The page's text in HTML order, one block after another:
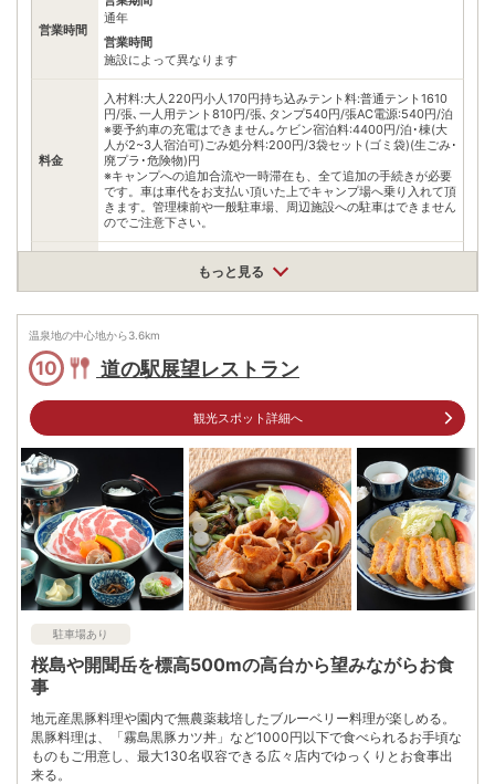
営業時間
通年
営業時間
施設によって異なります
料金
入村料:大人220円小人170円持ち込みテント料:普通テント1610
円/張､一人用テント810円/張､タンプ540円/張AC電源:540円/泊
※要予約車の充電はできません｡ケビン宿泊料:4400円/泊･棟(大
人が2~3人宿泊可)ごみ処分料:200円/3袋セット(ゴミ袋)(生ごみ･
廃プラ･危険物)円
※キャンプへの追加合流や一時滞在も、全て追加の手続きが必要
です。車は車代をお支払い頂いた上でキャンプ場へ乗り入れて頂
きます。管理棟前や一般駐車場、周辺施設への駐車はできません
のでご注意下さい。
アクセス
鹿児島県霧島市牧園町高千穂3311
九州自動車道鹿児島空港ICから約30分九州自動車道横川ICから
約30分一般国道223号線沿い霧島温泉郷
公共交通機関
バス(丸尾経由)で約40分
駐車場
駐車料：バイク無料、普通車1,070円/台・泊キャンピングカー
2,680円/台・泊(8ナンバー車含む) ※キャンプ場利用者の車は全
て車代をお支払い頂き、キャンプ場内に乗り入れて頂きます。管
理棟前や一般駐車場には駐車はできません。
電話番号
0995782004
※問い合わせ先：霧島高原国民休養地
※ 掲載情報は変更になる場合があります。最新の内容はご利用前にご自身でお
問合せください。
※ 料金情報は税込・税抜表記が混ざっております。正しい金額はご利用前にご
もっと見る
温泉地の中心地から3.6km
10 道の駅展望レストラン
観光スポット詳細へ
駐車場あり
桜島や開聞岳を標高500mの高台から望みながらお食
事
地元産黒豚料理や園内で無農薬栽培したブルーベリー料理が楽しめる。
黒豚料理は、「霧島黒豚カツ丼」など1000円以下で食べられるお手頃な
ものもご用意し、最大130名収容できる広々店内でゆっくりとお食事出
来る。